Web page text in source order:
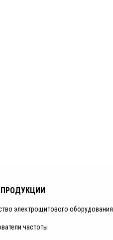
электрощитового оборудования
частоты